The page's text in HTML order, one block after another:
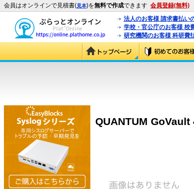
会員はオンラインで見積書(見本)を無料で作成できます 会員登録(無料)
法人のお客様 請求書払い
学校・官公庁のお客様 校
研究機関のお客様 科研費
QUANTUM